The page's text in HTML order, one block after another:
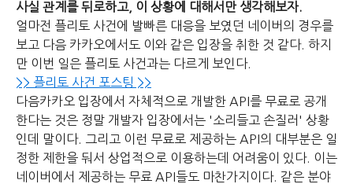
사실 관계를 뒤로하고, 이 상황에 대해서만 생각해보자.
얼마전 플리토 사건에 발빠른 대응을 보였던 네이버의 경우를
보고 다음 카카오에서도 이와 같은 입장을 취한 것 같다. 하지
만 이번 일은 플리토 사건과는 다르게 보인다.
>> 플리토 사건 포스팅 >>
다음카카오 입장에서 자체적으로 개발한 API를 무료로 공개
한다는 것은 정말 개발자 입장에서는 '소리들고 손질러' 상황
인데 말이다.
그리고 이런 무료로 제공하는 API의 대부분은 일
정한 제한을 둬서 상업적으로 이용하는데 어려움이 있다. 이는
네이버에서 제공하는 무료 API들도 마찬가지이다. 같은 분야